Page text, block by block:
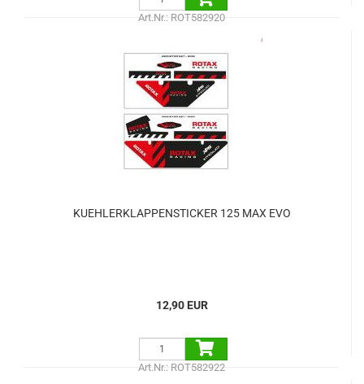
Art.Nr.: ROT582920
KUEHLERKLAPPENSTICKER 125 MAX EVO
12,90 EUR
Art.Nr.: ROT582922